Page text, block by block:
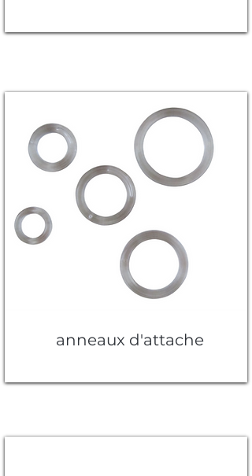
anneaux d'attache